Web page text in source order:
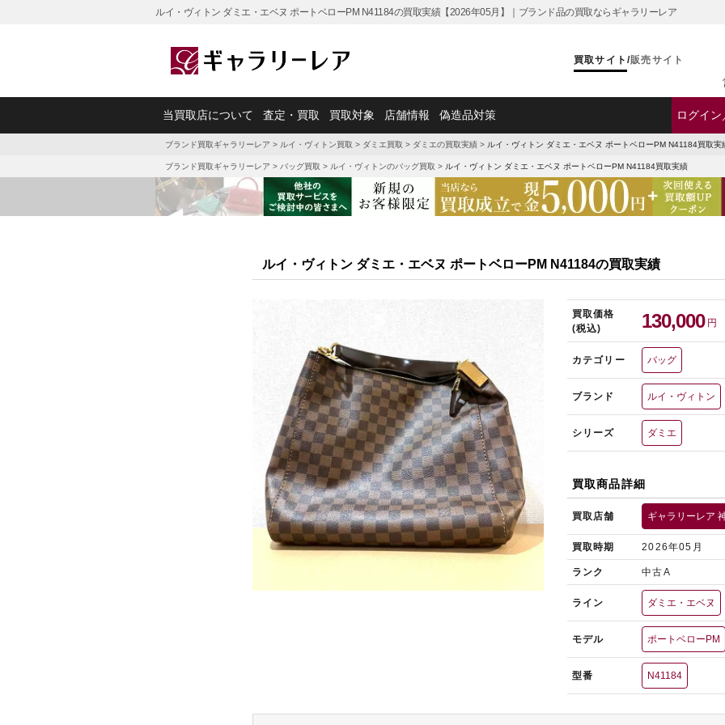
ルイ・ヴィトン ダミエ・エベヌ ポートベローPM N41184の買取実績【2026年05月】｜ブランド品の買取ならギャラリーレア
買取サイト /販売サイト
当買取店について 査定・買取 買取対象 店舗情報 偽造品対策 ログイ
ブランド買取ギャラリーレア > ルイ・ヴィトン買取 > ダミエ買取 > ダミエの買取実績 > ルイ・ヴィトン ダミエ・エベヌ ポートベローPM N41184買取実
ブランド買取ギャラリーレア > バッグ買取 > ルイ・ヴィトンのバッグ買取 > ルイ・ヴィトン ダミエ・エベヌ ポートベローPM N41184買取実績
ルイ・ヴィトン ダミエ・エベヌ ポートベローPM N41184の買取実績
買取価格
(税込)
130,000 円
カテゴリー バッグ
ブランド ルイ・ヴィトン
シリーズ ダミエ
買取商品詳細
買取店舗 ギャラリーレア
買取時期 2026年05月
ランク 中古A
ライン ダミエ・エベヌ
モデル ポートベローPM
型番 N41184